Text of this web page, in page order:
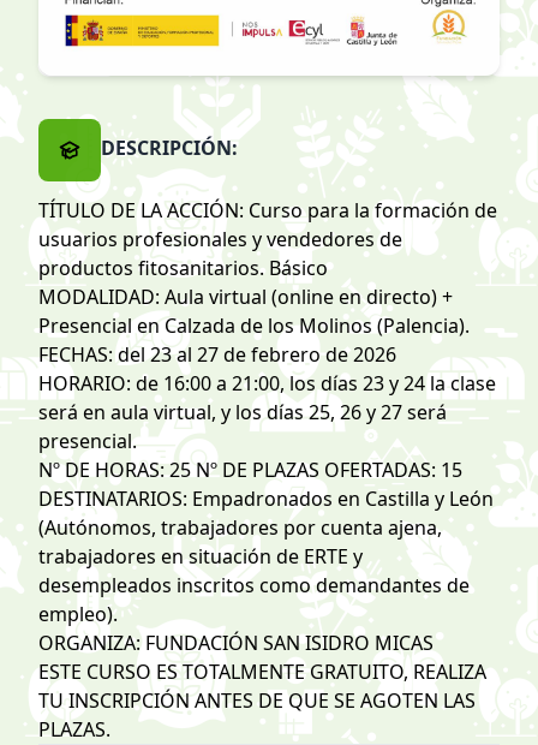
DESCRIPCIÓN:
TÍTULO DE LA ACCIÓN: Curso para la formación de
usuarios profesionales y vendedores de
productos fitosanitarios. Básico
MODALIDAD: Aula virtual (online en directo) +
Presencial en Calzada de los Molinos (Palencia).
FECHAS: del 23 al 27 de febrero de 2026
HORARIO: de 16:00 a 21:00, los días 23 y 24 la clase
será en aula virtual, y los días 25, 26 y 27 será
presencial.
Nº DE HORAS: 25 Nº DE PLAZAS OFERTADAS: 15
DESTINATARIOS: Empadronados en Castilla y León
(Autónomos, trabajadores por cuenta ajena,
trabajadores en situación de ERTE y
desempleados inscritos como demandantes de
empleo).
ORGANIZA: FUNDACIÓN SAN ISIDRO MICAS
ESTE CURSO ES TOTALMENTE GRATUITO, REALIZA
TU INSCRIPCIÓN ANTES DE QUE SE AGOTEN LAS
PLAZAS.